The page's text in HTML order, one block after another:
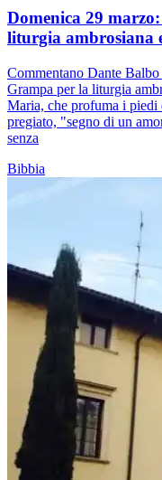
Domenica 29
liturgia ambrosiana
Commentano Dante
Grampa per la liturgia
Maria, che profuma i
pregiato, "segno di un
senza
Bibbia